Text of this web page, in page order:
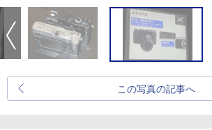
この写真の記事へ